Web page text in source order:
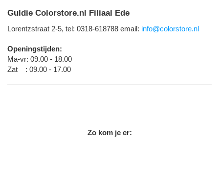
Guldie Colorstore.nl Filiaal Ede
Lorentzstraat 2-5, tel: 0318-618788 email: info@colorstore.nl
Openingstijden:
Ma-vr: 09.00 - 18.00
Zat : 09.00 - 17.00
Zo kom je er: